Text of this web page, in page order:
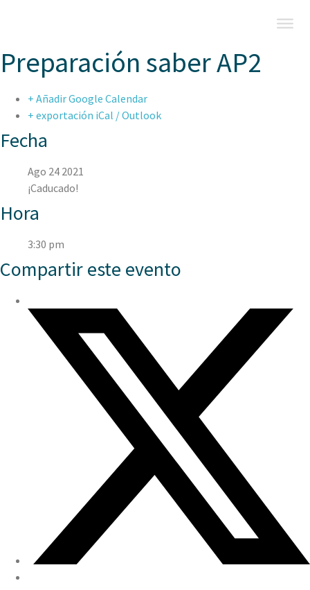
Preparación saber AP2
+ Añadir Google Calendar
+ exportación iCal / Outlook
Fecha
Ago 24 2021
¡Caducado!
Hora
3:30 pm
Compartir este evento